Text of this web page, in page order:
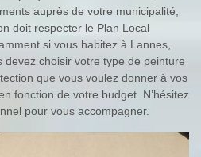
auprès de votre municipalité,
doit respecter le Plan Local
si vous habitez à Lannes,
devez choisir votre type de peinture
que vous voulez donner à vos
fonction de votre budget. N’hésitez
pour vous accompagner.